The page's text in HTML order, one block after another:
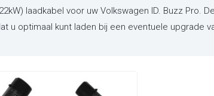
laadkabel voor uw Volkswagen ID. Buzz Pro.
u optimaal kunt laden bij een eventuele upgrade